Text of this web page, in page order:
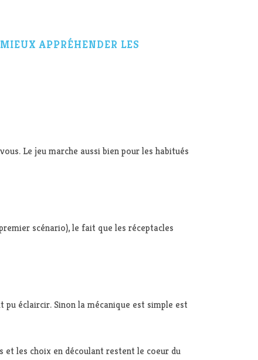
APPRÉHENDER LES
Le jeu marche aussi bien pour les habitués
scénario), le fait que les réceptacles
pu éclaircir. Sinon la mécanique est simple est
et les choix en découlant restent le coeur du